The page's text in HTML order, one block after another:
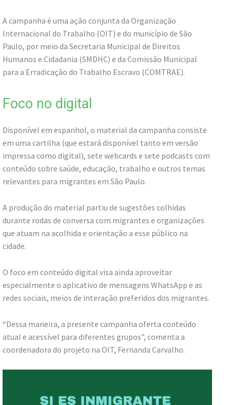
A campanha é uma ação conjunta da Organização
Internacional do Trabalho (OIT) e do município de São
Paulo, por meio da Secretaria Municipal de Direitos
Humanos e Cidadania (SMDHC) e da Comissão Municipal
para a Erradicação do Trabalho Escravo (COMTRAE).
Foco no digital
Disponível em espanhol, o material da campanha consiste
em uma cartilha (que estará disponível tanto em versão
impressa como digital), sete webcards e sete podcasts com
conteúdo sobre saúde, educação, trabalho e outros temas
relevantes para migrantes em São Paulo.
A produção do material partiu de sugestões colhidas
durante rodas de conversa com migrantes e organizações
que atuam na acolhida e orientação a esse público na
cidade.
O foco em conteúdo digital visa ainda aproveitar
especialmente o aplicativo de mensagens WhatsApp e as
redes sociais, meios de interação preferidos dos migrantes.
“Dessa maneira, a presente campanha oferta conteúdo
atual e acessível para diferentes grupos”, comenta a
coordenadora do projeto na OIT, Fernanda Carvalho.